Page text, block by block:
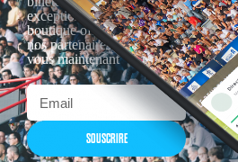
exceptionnelles dans la
boutique officielles & chez
nos partenaires… Inscrivez-
vous maintenant
SOUSCRIRE